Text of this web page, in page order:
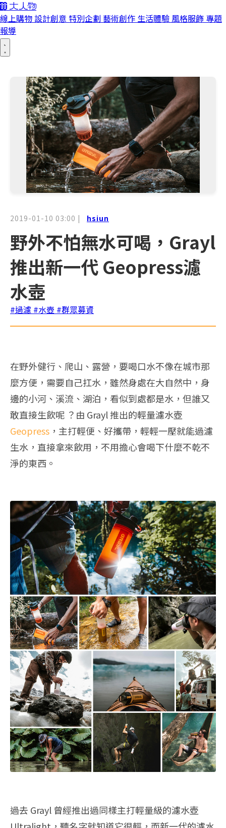
線上購物 設計創意 特別企劃 藝術創作 生活體驗 風格服飾 專題
報導
2019-01-10 03:00 | hsiun
野外不怕無水可喝，Grayl
推出新一代 Geopress濾
水壺
#過濾 #水壺 #群眾募資
在野外健行、爬山、露營，要喝口水不像在城市那
麼方便，需要自己扛水，雖然身處在大自然中，身
邊的小河、溪流、湖泊，看似到處都是水，但誰又
敢直接生飲呢 ？由 Grayl 推出的輕量濾水壺
Geopress ，主打輕便、好攜帶，輕輕一壓就能過濾
生水，直接拿來飲用，不用擔心會喝下什麼不乾不
淨的東西。
過去 Grayl 曾經推出過同樣主打輕量級的濾水壺